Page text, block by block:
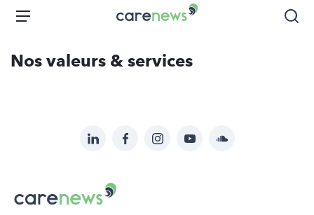
Aller
principal
Carenews,
des
Menu
Nos valeurs & services
sur:
LinkedInFacebookInstagramYouTubeSoundcloud
Carenews,
Le